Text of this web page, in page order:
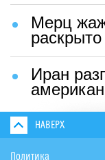
Мерц
Иран
НАВЕРХ
Политика